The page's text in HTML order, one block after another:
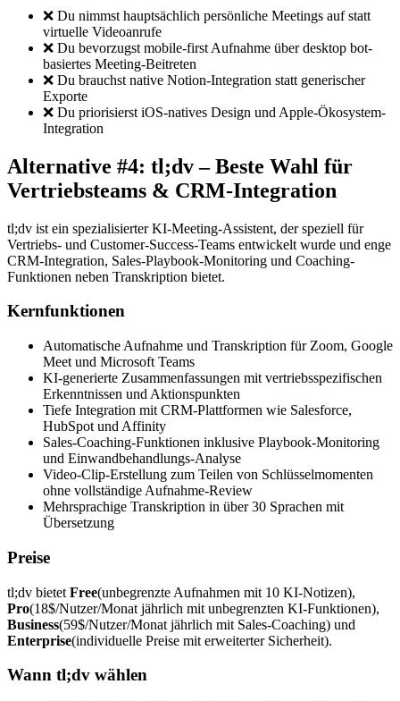
❌ Du nimmst hauptsächlich persönliche Meetings auf statt
virtuelle Videoanrufe
❌ Du bevorzugst mobile-first Aufnahme über desktop bot-
basiertes Meeting-Beitreten
❌ Du brauchst native Notion-Integration statt generischer
Exporte
❌ Du priorisierst iOS-natives Design und Apple-Ökosystem-
Integration
Alternative #4: tl;dv – Beste Wahl für
Vertriebsteams & CRM-Integration
tl;dv ist ein spezialisierter KI-Meeting-Assistent, der speziell für
Vertriebs- und Customer-Success-Teams entwickelt wurde und enge
CRM-Integration, Sales-Playbook-Monitoring und Coaching-
Funktionen neben Transkription bietet.
Kernfunktionen
Automatische Aufnahme und Transkription für Zoom, Google
Meet und Microsoft Teams
KI-generierte Zusammenfassungen mit vertriebsspezifischen
Erkenntnissen und Aktionspunkten
Tiefe Integration mit CRM-Plattformen wie Salesforce,
HubSpot und Affinity
Sales-Coaching-Funktionen inklusive Playbook-Monitoring
und Einwandbehandlungs-Analyse
Video-Clip-Erstellung zum Teilen von Schlüsselmomenten
ohne vollständige Aufnahme-Review
Mehrsprachige Transkription in über 30 Sprachen mit
Übersetzung
Preise
tl;dv bietet Free(unbegrenzte Aufnahmen mit 10 KI-Notizen),
Pro(18$/Nutzer/Monat jährlich mit unbegrenzten KI-Funktionen),
Business(59$/Nutzer/Monat jährlich mit Sales-Coaching) und
Enterprise(individuelle Preise mit erweiterter Sicherheit).
Wann tl;dv wählen